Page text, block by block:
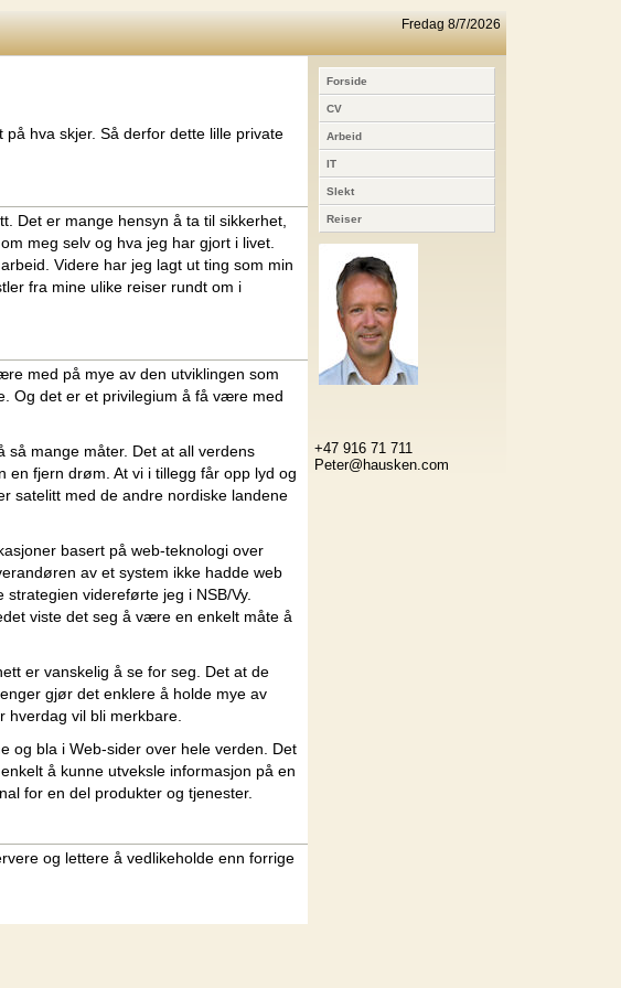
Fredag 8/7/2026
hva skjer. Så derfor dette lille private
Det er mange hensyn å ta til sikkerhet,
meg selv og hva jeg har gjort i livet.
Videre har jeg lagt ut ting som min
fra mine ulike reiser rundt om i
med på mye av den utviklingen som
Og det er et privilegium å få være med
så mange måter. Det at all verdens
en fjern drøm. At vi i tillegg får opp lyd og
satelitt med de andre nordiske landene
basert på web-teknologi over
av et system ikke hadde web
videreførte jeg i NSB/Vy.
viste det seg å være en enkelt måte å
er vanskelig å se for seg. Det at de
gjør det enklere å holde mye av
hverdag vil bli merkbare.
og bla i Web-sider over hele verden. Det
å kunne utveksle informasjon på en
for en del produkter og tjenester.
og lettere å vedlikeholde enn forrige
Forside
CV
Arbeid
IT
Slekt
Reiser
+47 916 71 711
Peter@hausken.com